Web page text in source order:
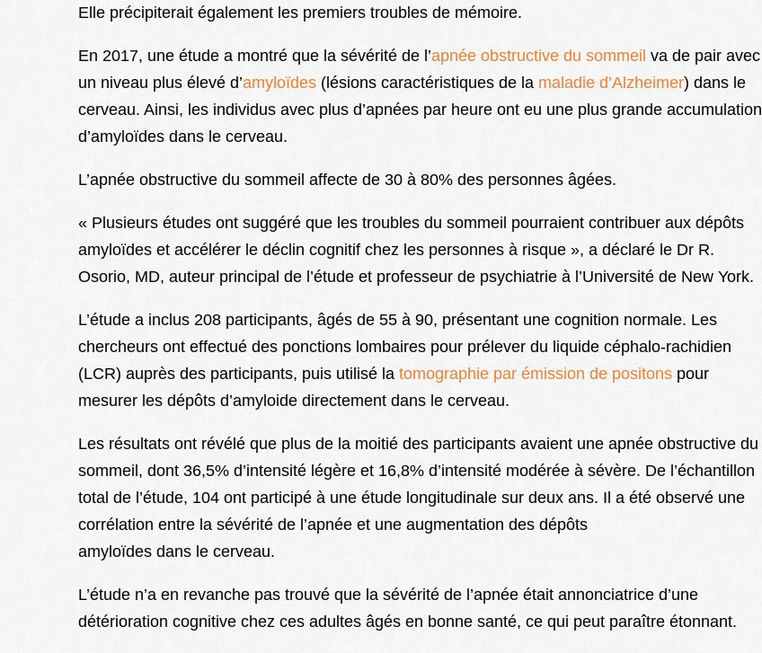
Elle précipiterait également les premiers troubles de mémoire.
En 2017, une étude a montré que la sévérité de l’apnée obstructive du sommeil va de pair avec
un niveau plus élevé d’amyloïdes (lésions caractéristiques de la maladie d’Alzheimer) dans le
cerveau. Ainsi, les individus avec plus d’apnées par heure ont eu une plus grande accumulation
d’amyloïdes dans le cerveau.
L’apnée obstructive du sommeil affecte de 30 à 80% des personnes âgées.
« Plusieurs études ont suggéré que les troubles du sommeil pourraient contribuer aux dépôts
amyloïdes et accélérer le déclin cognitif chez les personnes à risque », a déclaré le Dr R.
Osorio, MD, auteur principal de l’étude et professeur de psychiatrie à l’Université de New York.
L’étude a inclus 208 participants, âgés de 55 à 90, présentant une cognition normale. Les
chercheurs ont effectué des ponctions lombaires pour prélever du liquide céphalo-rachidien
(LCR) auprès des participants, puis utilisé la tomographie par émission de positons pour
mesurer les dépôts d’amyloide directement dans le cerveau.
Les résultats ont révélé que plus de la moitié des participants avaient une apnée obstructive du
sommeil, dont 36,5% d’intensité légère et 16,8% d’intensité modérée à sévère. De l’échantillon
total de l’étude, 104 ont participé à une étude longitudinale sur deux ans. Il a été observé une
corrélation entre la sévérité de l’apnée et une augmentation des dépôts
amyloïdes dans le cerveau.
L’étude n’a en revanche pas trouvé que la sévérité de l’apnée était annonciatrice d’une
détérioration cognitive chez ces adultes âgés en bonne santé, ce qui peut paraître étonnant.